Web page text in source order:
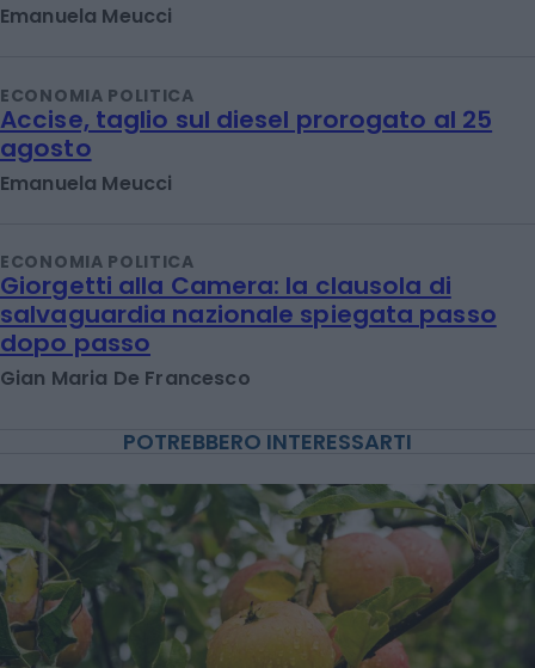
Emanuela Meucci
ECONOMIA POLITICA
Accise, taglio sul diesel prorogato al 25
agosto
Emanuela Meucci
ECONOMIA POLITICA
Giorgetti alla Camera: la clausola di
salvaguardia nazionale spiegata passo
dopo passo
Gian Maria De Francesco
POTREBBERO INTERESSARTI